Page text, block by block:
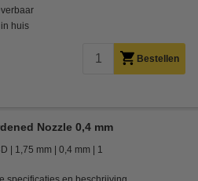
huis
Bestellen
Nozzle 0,4 mm
1,75 mm 0,4 mm 1